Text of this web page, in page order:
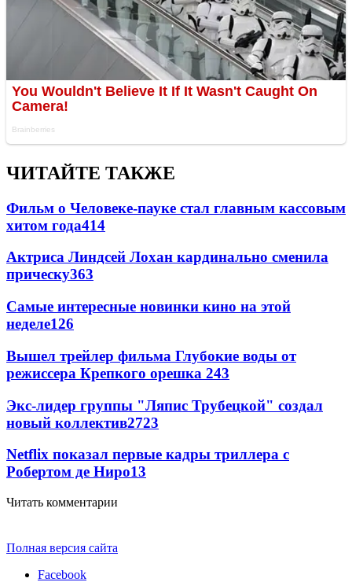
ЧИТАЙТЕ ТАКЖЕ
Фильм о Человеке-пауке стал главным кассовым
хитом года414
Актриса Линдсей Лохан кардинально сменила
прическу363
Самые интересные новинки кино на этой
неделе126
Вышел трейлер фильма Глубокие воды от
режиссера Крепкого орешка 243
Экс-лидер группы "Ляпис Трубецкой" создал
новый коллектив2723
Netflix показал первые кадры триллера с
Робертом де Ниро13
Читать комментарии
Полная версия сайта
Facebook